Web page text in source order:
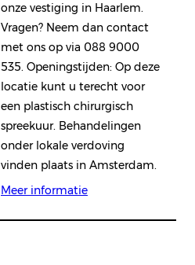
onze vestiging in Haarlem.
Vragen? Neem dan contact
met ons op via 088 9000
535. Openingstijden: Op deze
locatie kunt u terecht voor
een plastisch chirurgisch
spreekuur. Behandelingen
onder lokale verdoving
vinden plaats in Amsterdam.
Meer informatie